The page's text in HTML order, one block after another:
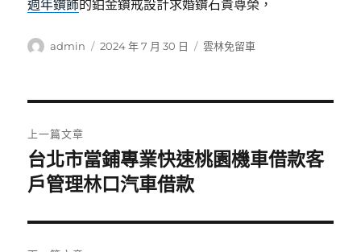
週年鑽飾的鉑金鑽戒設計求婚鑽石貴尊榮，
作
admin
發
2024 年 7 月 30 日
分
雲林免留車
章
導
覽
上一篇文章
上
一
文
章:
台北市當鋪專業快速桃園機車借款客
戶管理林口汽車借款